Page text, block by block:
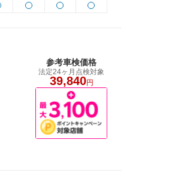
参考車検価格
法定24ヶ月点検対象
39,840円